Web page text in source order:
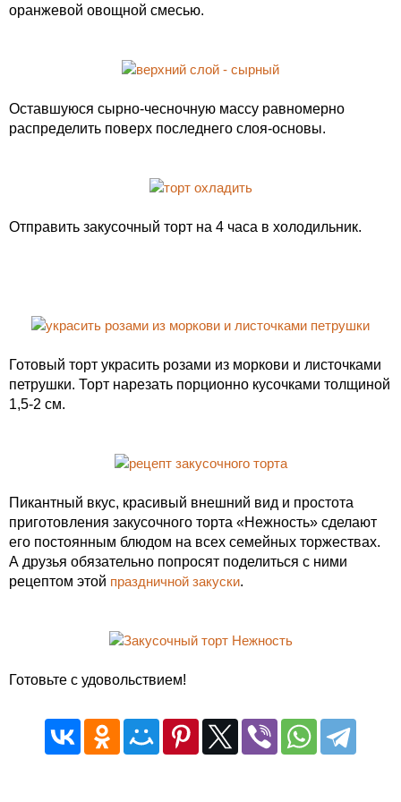
оранжевой овощной смесью.
Оставшуюся сырно-чесночную массу равномерно
распределить поверх последнего слоя-основы.
Отправить закусочный торт на 4 часа в холодильник.
Готовый торт украсить розами из моркови и листочками
петрушки. Торт нарезать порционно кусочками толщиной
1,5-2 см.
Пикантный вкус, красивый внешний вид и простота
приготовления закусочного торта «Нежность» сделают
его постоянным блюдом на всех семейных торжествах.
А друзья обязательно попросят поделиться с ними
рецептом этой праздничной закуски.
Готовьте с удовольствием!